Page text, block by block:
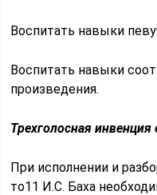
Воспитать навыки
Воспитать навыки
произведения.
Трехголосная
При исполнении и
то11 И.С. Баха